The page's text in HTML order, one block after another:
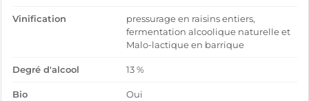
Vinification
pressurage en raisins entiers,
fermentation alcoolique naturelle et
Malo-lactique en barrique
Degré d'alcool 13 %
Bio Oui